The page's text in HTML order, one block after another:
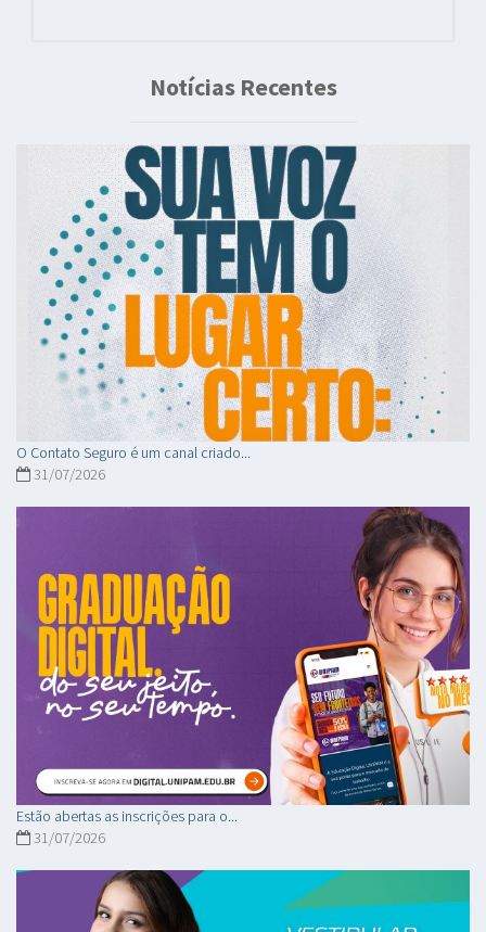
Notícias Recentes
O Contato Seguro é um canal criado...
31/07/2026
Estão abertas as inscrições para o...
31/07/2026